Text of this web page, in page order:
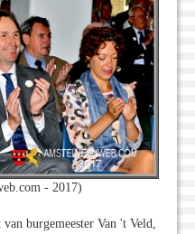
- 2017)
burgemeester Van 't Veld,